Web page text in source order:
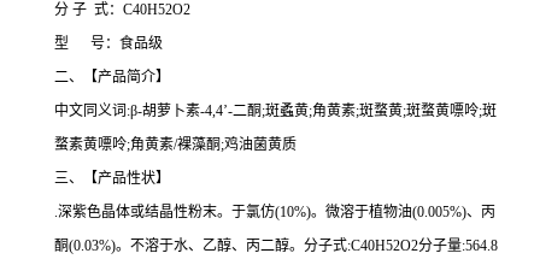
分 子 式：C40H52O2
型 号：食品级
二、【产品简介】
中文同义词:β-胡萝卜素-4,4’-二酮;斑蟊黄;角黄素;斑蝥黄;斑蝥黄嘌呤;斑
蝥素黄嘌呤;角黄素/裸藻酮;鸡油菌黄质
三、【产品性状】
.深紫色晶体或结晶性粉末。于氯仿(10%)。微溶于植物油(0.005%)、丙
酮(0.03%)。不溶于水、乙醇、丙二醇。分子式:C40H52O2分子量:564.8